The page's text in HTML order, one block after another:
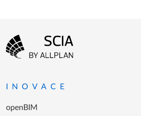
Menu patičky
INOVACE
openBIM